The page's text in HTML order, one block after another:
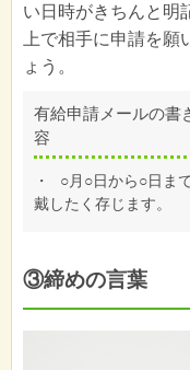
い日時がきちんと明
上で相手に申請を
ょう。
有給申請メールの書
容
・
○月○日から○日ま
戴したく存じます。
③締めの言葉